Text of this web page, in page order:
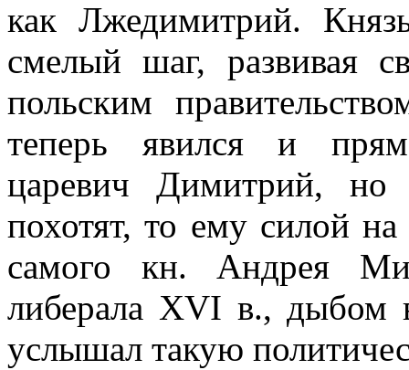
как Лжедимитрий.
смелый шаг, развивая
польским
теперь явился и
царевич Димитрий, но
похотят, то ему силой
самого кн. Андрея
либерала XVI в., дыбом
услышал такую